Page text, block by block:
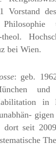
Vorstand
bei Wien.
: geb.
in
dort seit